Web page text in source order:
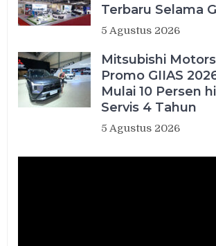
Terbaru Selama
5 Agustus 2026
Mitsubishi
Promo GIIAS
Mulai 10 Persen
Servis 4 Tahun
5 Agustus 2026